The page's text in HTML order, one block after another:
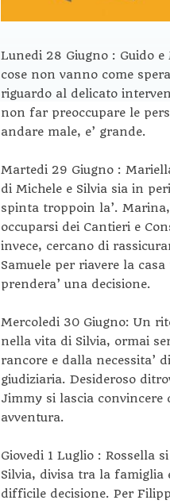
Lunedi 28 Giugno : Guido
cose non vanno come
riguardo al delicato
non far preoccupare le
andare male, e’ grande.
Martedi 29 Giugno :
di Michele e Silvia sia in
spinta troppoin la’.
occuparsi dei Cantieri e
invece, cercano di
Samuele per riavere la
prendera’ una decisione.
Mercoledi 30 Giugno: Un
nella vita di Silvia, ormai
rancore e dalla necessita’
giudiziaria. Desideroso
Jimmy si lascia convincere
avventura.
Giovedi 1 Luglio : Rossella
Silvia, divisa tra la famiglia
difficile decisione. Per